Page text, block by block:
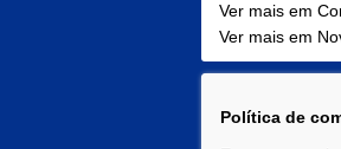
Ver mais em
Ver mais em
Política de